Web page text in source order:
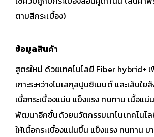
ตามสีกระเบื้อง)
ข้อมูลสินค้า
สูตรใหม่ ด้วยเทคโนโลยี Fiber hybrid+
เกาะระหว่างโมเลกุลปูนซิเมนต์ และเส้นใย
เนื้อกระเบื้องแน่น แข็งแรง ทนทาน เนื้อแน่
พัฒนาอีกขั้นด้วยนวัตกรรมนาโนเทคโนโล
ให้เนื้อกระเบื้องแน่นขึ้น แข็งแรง ทนทาน